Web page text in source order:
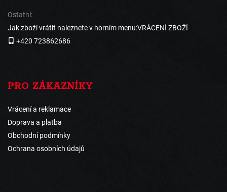
Ostatní:
Jak zboží vrátit naleznete v horním menu:VRÁCENÍ ZBOŽÍ
+420 723862686
PRO ZÁKAZNÍKY
Vrácení a reklamace
Doprava a platba
Obchodní podmínky
Ochrana osobních údajů